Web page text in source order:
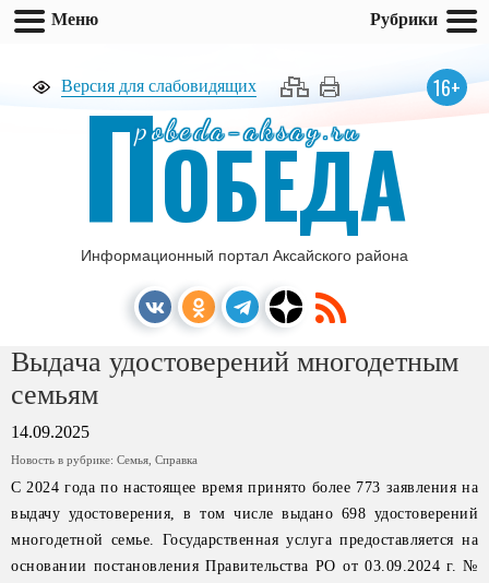
Версия для слабовидящих 16+
pobeda-aksay.ru
ПОБЕДА
Информационный портал Аксайского района
Выдача удостоверений многодетным
семьям
14.09.2025
Новость в рубрике: Семья Справка
С 2024 года по настоящее время принято более 773 заявления на
выдачу удостоверения, в том числе выдано 698 удостоверений
многодетной семье. Государственная услуга предоставляется на
основании постановления Правительства РО от 03.09.2024 г. №
Меню Рубрики